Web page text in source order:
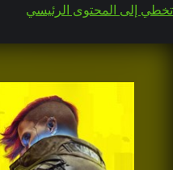
تخطي إلى المحتوى الرئيسي